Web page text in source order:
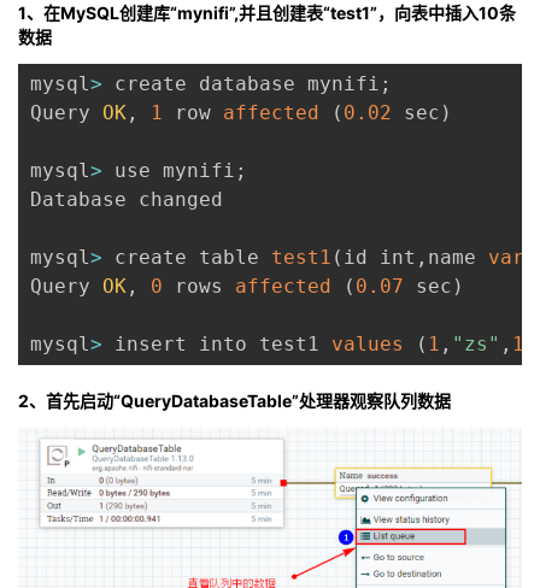
1、在MySQL创建库“mynifi”,并且创建表“test1”，向表中插入10条
数据
mysql > create database mynifi ;
Query OK , 1 row affected ( 0.02 sec )
mysql > use mynifi ;
Database changed
mysql > create table test1 ( id int , name
Query OK , 0 rows affected ( 0.07 sec )
mysql > insert into test1 values ( 1 , "zs" , 18
2、首先启动“QueryDatabaseTable”处理器观察队列数据